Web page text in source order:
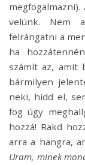
velünk. Nem
felrángatni a
ha
számít az, amit
bármilyen
neki, hidd el,
fog úgy
hozzá! Rakd
arra a hangra,
Uram, minek